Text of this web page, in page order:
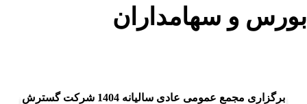
بورس و سهامداران
برگزاری مجمع عمومی عادی سالیانه 1404 شرکت گسترش